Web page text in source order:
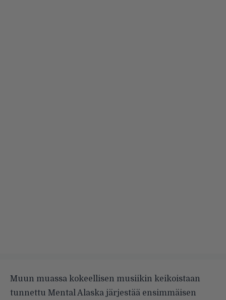
Muun muassa kokeellisen musiikin keikoistaan
tunnettu Mental Alaska järjestää ensimmäisen